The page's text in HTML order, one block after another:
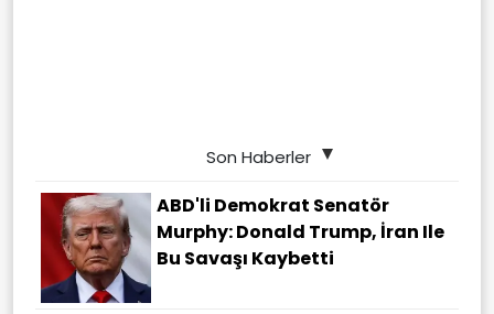
Son Haberler
ABD'li Demokrat Senatör
Murphy: Donald Trump, İran Ile
Bu Savaşı Kaybetti